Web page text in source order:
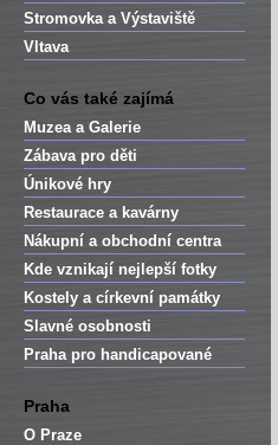
Stromovka a Výstaviště
Vltava
Co vás také zajímá
Muzea a Galerie
Zábava pro děti
Únikové hry
Restaurace a kavárny
Nákupní a obchodní centra
Kde vznikají nejlepší fotky
Kostely a církevní památky
Slavné osobnosti
Praha pro handicapované
Praha
O Praze